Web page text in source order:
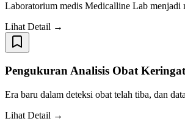
Laboratorium medis Medicalline Lab menjadi
Lihat Detail →
Pengukuran Analisis Obat
Era baru dalam deteksi obat telah tiba, dan
Lihat Detail →